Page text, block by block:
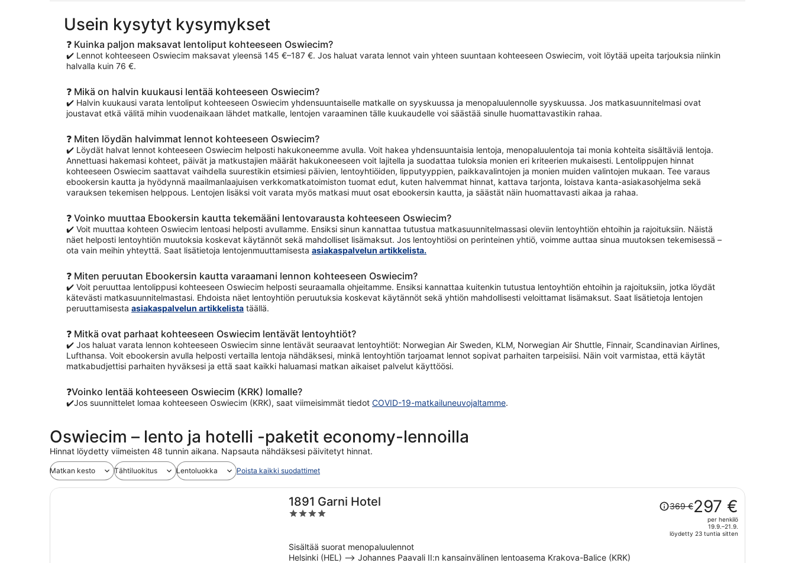
Usein kysytyt kysymykset
❓ Kuinka paljon maksavat lentoliput kohteeseen Oswiecim?
✔️ Lennot kohteeseen Oswiecim maksavat yleensä 145 €–187 €. Jos haluat varata lennot vain yhteen suuntaan kohteeseen Oswiecim, voit löytää upeita tarjouksia niinkin
halvalla kuin 76 €.
❓ Mikä on halvin kuukausi lentää kohteeseen Oswiecim?
✔️ Halvin kuukausi varata lentoliput kohteeseen Oswiecim yhdensuuntaiselle matkalle on syyskuussa ja menopaluulennolle syyskuussa. Jos matkasuunnitelmasi ovat
joustavat etkä välitä mihin vuodenaikaan lähdet matkalle, lentojen varaaminen tälle kuukaudelle voi säästää sinulle huomattavastikin rahaa.
❓ Miten löydän halvimmat lennot kohteeseen Oswiecim?
✔️ Löydät halvat lennot kohteeseen Oswiecim helposti hakukoneemme avulla. Voit hakea yhdensuuntaisia lentoja, menopaluulentoja tai monia kohteita sisältäviä lentoja.
Annettuasi hakemasi kohteet, päivät ja matkustajien määrät hakukoneeseen voit lajitella ja suodattaa tuloksia monien eri kriteerien mukaisesti. Lentolippujen hinnat
kohteeseen Oswiecim saattavat vaihdella suurestikin etsimiesi päivien, lentoyhtiöiden, lipputyyppien, paikkavalintojen ja monien muiden valintojen mukaan. Tee varaus
ebookersin kautta ja hyödynnä maailmanlaajuisen verkkomatkatoimiston tuomat edut, kuten halvemmat hinnat, kattava tarjonta, loistava kanta-asiakasohjelma sekä
varauksen tekemisen helppous. Lentojen lisäksi voit varata myös matkasi muut osat ebookersin kautta, ja säästät näin huomattavasti aikaa ja rahaa.
❓ Voinko muuttaa Ebookersin kautta tekemääni lentovarausta kohteeseen Oswiecim?
✔️ Voit muuttaa kohteen Oswiecim lentoasi helposti avullamme. Ensiksi sinun kannattaa tutustua matkasuunnitelmassasi oleviin lentoyhtiön ehtoihin ja rajoituksiin. Näistä
näet helposti lentoyhtiön muutoksia koskevat käytännöt sekä mahdolliset lisämaksut. Jos lentoyhtiösi on perinteinen yhtiö, voimme auttaa sinua muutoksen tekemisessä –
ota vain meihin yhteyttä. Saat lisätietoja lentojenmuuttamisesta asiakaspalvelun artikkelista.
❓ Miten peruutan Ebookersin kautta varaamani lennon kohteeseen Oswiecim?
✔️ Voit peruuttaa lentolippusi kohteeseen Oswiecim helposti seuraamalla ohjeitamme. Ensiksi kannattaa kuitenkin tutustua lentoyhtiön ehtoihin ja rajoituksiin, jotka löydät
kätevästi matkasuunnitelmastasi. Ehdoista näet lentoyhtiön peruutuksia koskevat käytännöt sekä yhtiön mahdollisesti veloittamat lisämaksut. Saat lisätietoja lentojen
peruuttamisesta asiakaspalvelun artikkelista täällä.
❓ Mitkä ovat parhaat kohteeseen Oswiecim lentävät lentoyhtiöt?
✔️ Jos haluat varata lennon kohteeseen Oswiecim sinne lentävät seuraavat lentoyhtiöt: Norwegian Air Sweden, KLM, Norwegian Air Shuttle, Finnair, Scandinavian Airlines,
Lufthansa. Voit ebookersin avulla helposti vertailla lentoja nähdäksesi, minkä lentoyhtiön tarjoamat lennot sopivat parhaiten tarpeisiisi. Näin voit varmistaa, että käytät
matkabudjettisi parhaiten hyväksesi ja että saat kaikki haluamasi matkan aikaiset palvelut käyttöösi.
❓Voinko lentää kohteeseen Oswiecim (KRK) lomalle?
✔️Jos suunnittelet lomaa kohteeseen Oswiecim (KRK), saat viimeisimmät tiedot COVID-19-matkailuneuvojaltamme.
Oswiecim – lento ja hotelli -paketit economy-lennoilla
Hinnat löydetty viimeisten 48 tunnin aikana. Napsauta nähdäksesi päivitetyt hinnat.
Matkan kesto Tähtiluokitus Lentoluokka Poista kaikki suodattimet
1891 Garni Hotel
4
5
Hinta
oli
hinta
369 €297 €
per henkilö
19.9.–21.9.
löydetty 23 tuntia sitten
Sisältää suorat menopaluulennot
Helsinki (HEL) –> Johannes Paavali II:n kansainvälinen lentoasema Krakova-Balice (KRK)